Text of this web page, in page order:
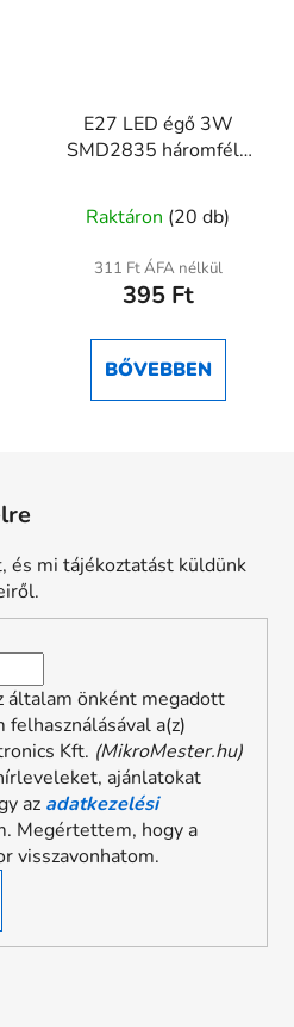
E27 LED égő 3W
SMD2835 háromféle
termék
átlagos
értékelése
ből
Raktáron (20 db)
311 Ft ÁFA nélkül
395 Ft
BŐVEBBEN
és mi tájékoztatást küldünk
általam önként megadott
a(z)
Kft. (MikroMester.hu)
ajánlatokat
az adatkezelési
Megértettem, hogy a
visszavonhatom.